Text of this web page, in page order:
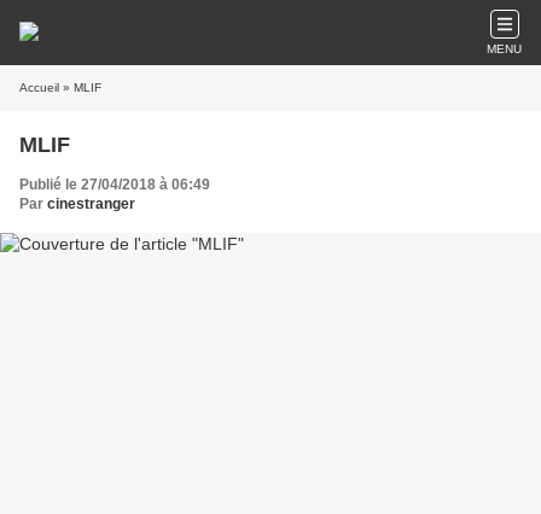
MENU
Accueil » MLIF
MLIF
Publié le 27/04/2018 à 06:49
Par cinestranger